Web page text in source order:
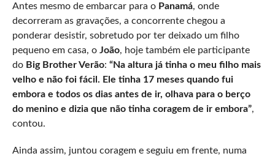
Antes mesmo de embarcar para o Panamá, onde
decorreram as gravações, a concorrente chegou a
ponderar desistir, sobretudo por ter deixado um filho
pequeno em casa, o João, hoje também ele participante
do Big Brother Verão: “Na altura já tinha o meu filho mais
velho e não foi fácil. Ele tinha 17 meses quando fui
embora e todos os dias antes de ir, olhava para o berço
do menino e dizia que não tinha coragem de ir embora”,
contou.
Ainda assim, juntou coragem e seguiu em frente, numa